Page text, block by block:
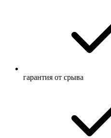
гарантия от срыва